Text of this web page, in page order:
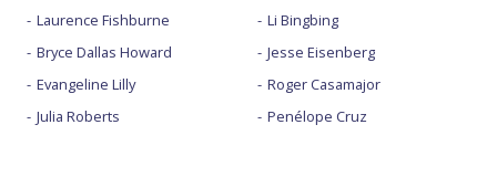
Laurence Fishburne
Bryce Dallas Howard
Evangeline Lilly
Julia Roberts
Li Bingbing
Jesse Eisenberg
Roger Casamajor
Penélope Cruz